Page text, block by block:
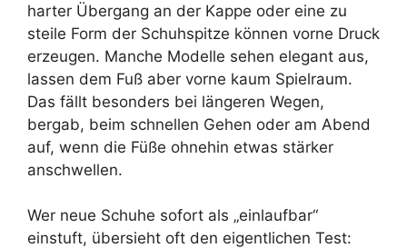
harter Übergang an der Kappe oder eine zu
steile Form der Schuhspitze können vorne Druck
erzeugen. Manche Modelle sehen elegant aus,
lassen dem Fuß aber vorne kaum Spielraum.
Das fällt besonders bei längeren Wegen,
bergab, beim schnellen Gehen oder am Abend
auf, wenn die Füße ohnehin etwas stärker
anschwellen.
Wer neue Schuhe sofort als „einlaufbar“
einstuft, übersieht oft den eigentlichen Test: